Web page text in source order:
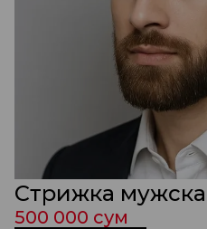
Стрижка
500 000 сум